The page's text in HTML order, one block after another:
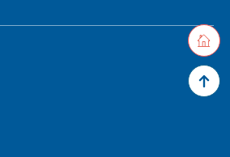
Zurück